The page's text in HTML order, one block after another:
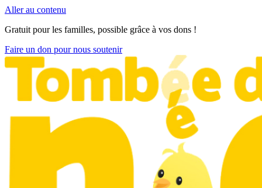
Aller au contenu
Gratuit pour les familles, possible grâce à vos dons !
Faire un don pour nous soutenir